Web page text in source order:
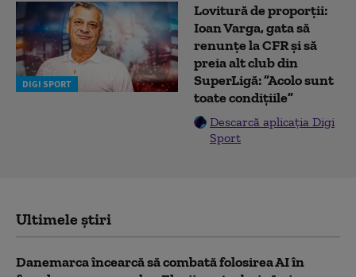
DIGI SPORT
Lovitură de proporții:
Ioan Varga, gata să
renunțe la CFR și să
preia alt club din
SuperLigă: ”Acolo sunt
toate condițiile”
Descarcă aplicația Digi
Sport
Ultimele știri
Danemarca încearcă să combată folosirea AI în